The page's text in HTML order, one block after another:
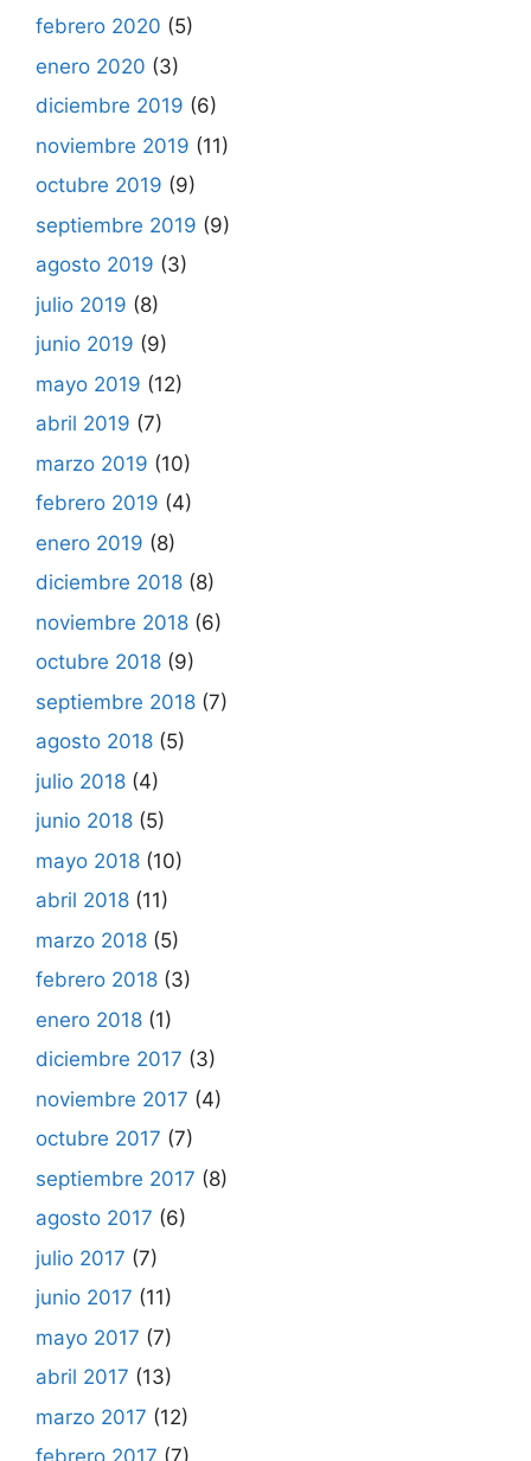
febrero 2020 (5)
enero 2020 (3)
diciembre 2019 (6)
noviembre 2019 (11)
octubre 2019 (9)
septiembre 2019 (9)
agosto 2019 (3)
julio 2019 (8)
junio 2019 (9)
mayo 2019 (12)
abril 2019 (7)
marzo 2019 (10)
febrero 2019 (4)
enero 2019 (8)
diciembre 2018 (8)
noviembre 2018 (6)
octubre 2018 (9)
septiembre 2018 (7)
agosto 2018 (5)
julio 2018 (4)
junio 2018 (5)
mayo 2018 (10)
abril 2018 (11)
marzo 2018 (5)
febrero 2018 (3)
enero 2018 (1)
diciembre 2017 (3)
noviembre 2017 (4)
octubre 2017 (7)
septiembre 2017 (8)
agosto 2017 (6)
julio 2017 (7)
junio 2017 (11)
mayo 2017 (7)
abril 2017 (13)
marzo 2017 (12)